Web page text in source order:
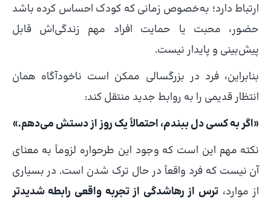
ارتباط دارد؛ به‌خصوص زمانی که کودک احساس کرده باشد
حضور، محبت یا حمایت افراد مهم زندگی‌اش قابل
پیش‌بینی و پایدار نیست.
بنابراین، فرد در بزرگسالی ممکن است ناخودآگاه همان
انتظار قدیمی را به روابط جدید منتقل کند:
«اگر به کسی دل ببندم، احتمالاً یک روز از دستش می‌دهم.»
نکته مهم این است که وجود این طرحواره لزوماً به معنای
آن نیست که فرد واقعاً در حال ترک شدن است. در بسیاری
از موارد، ترس از رهاشدگی از تجربه واقعی رابطه شدیدتر